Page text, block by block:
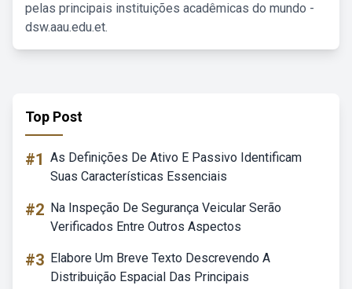
pelas principais instituições acadêmicas do mundo -
dsw.aau.edu.et.
Top Post
#1 As Definições De Ativo E Passivo Identificam
Suas Características Essenciais
#2 Na Inspeção De Segurança Veicular Serão
Verificados Entre Outros Aspectos
#3 Elabore Um Breve Texto Descrevendo A
Distribuição Espacial Das Principais